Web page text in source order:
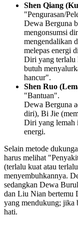
Shen Qiang
"Pengurasan/
Dewa Berguna
mengonsumsi
mengendalikan
melepas energi
Diri yang terlalu
butuh
hancur".
Shen Ruo
"Bantuan".
Dewa Berguna
diri), Bi Jie
Diri yang lemah
energi.
Selain metode
harus melihat
(terlalu kuat atau
menyembuhkannya.
sedangkan Dewa
dan Liu Nian bertemu
yang mendukung; jika
hati.